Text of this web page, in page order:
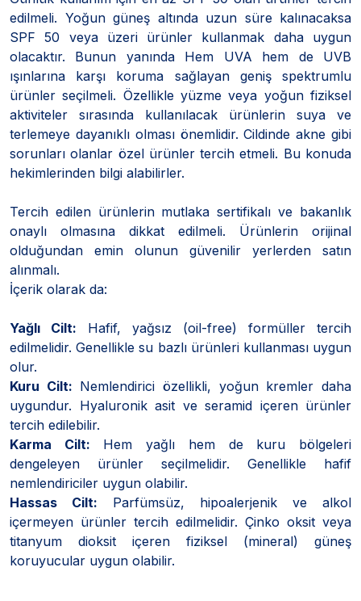
edilmeli. Yoğun güneş altında uzun süre kalınacaksa
SPF 50 veya üzeri ürünler kullanmak daha uygun
olacaktır. Bunun yanında Hem UVA hem de UVB
ışınlarına karşı koruma sağlayan geniş spektrumlu
ürünler seçilmeli. Özellikle yüzme veya yoğun fiziksel
aktiviteler sırasında kullanılacak ürünlerin suya ve
terlemeye dayanıklı olması önemlidir. Cildinde akne gibi
sorunları olanlar özel ürünler tercih etmeli. Bu konuda
hekimlerinden bilgi alabilirler.
Tercih edilen ürünlerin mutlaka sertifikalı ve bakanlık
onaylı olmasına dikkat edilmeli. Ürünlerin orijinal
olduğundan emin olunun güvenilir yerlerden satın
alınmalı.
İçerik olarak da:
Yağlı Cilt: Hafif, yağsız (oil-free) formüller tercih
edilmelidir. Genellikle su bazlı ürünleri kullanması uygun
olur.
Kuru Cilt: Nemlendirici özellikli, yoğun kremler daha
uygundur. Hyaluronik asit ve seramid içeren ürünler
tercih edilebilir.
Karma Cilt: Hem yağlı hem de kuru bölgeleri
dengeleyen ürünler seçilmelidir. Genellikle hafif
nemlendiriciler uygun olabilir.
Hassas Cilt: Parfümsüz, hipoalerjenik ve alkol
içermeyen ürünler tercih edilmelidir. Çinko oksit veya
titanyum dioksit içeren fiziksel (mineral) güneş
koruyucular uygun olabilir.